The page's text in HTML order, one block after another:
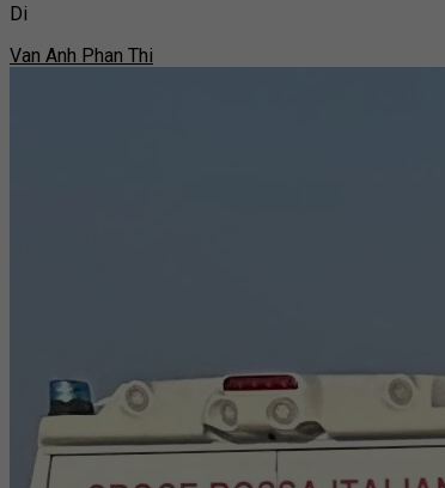
Di
Van Anh Phan Thi